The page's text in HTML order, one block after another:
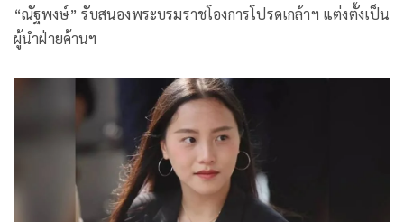
“ณัฐพงษ์” รับสนองพระบรมราชโองการโปรดเกล้าฯ แต่งตั้งเป็น
ผู้นำฝ่ายค้านฯ